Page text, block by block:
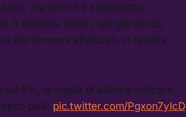
ma anche e soprattutto
Il sistema, infatti, sta già dando
dei tamponi effettuati, in questa
5%, la soglia di allarme indicata
belli. pic.twitter.com/Pgxon7ylcD